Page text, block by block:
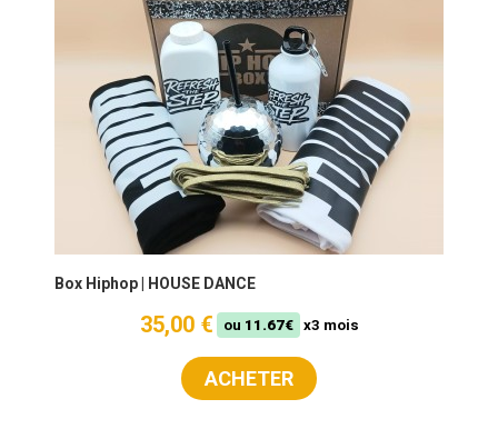
Box Hiphop | HOUSE DANCE
35,00 € ou 11.67€ x3 mois
ACHETER